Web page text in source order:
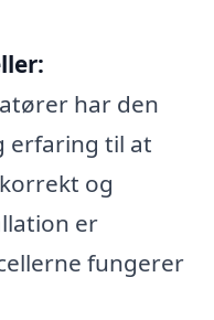
har den
erfaring til at
og
er
fungerer